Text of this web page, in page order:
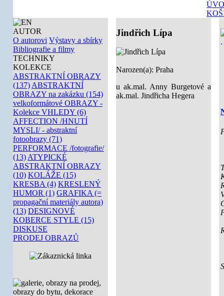
AUTOR
O autorovi Výstavy a sbírky
Bibliografie a filmy
TECHNIKY
KOLEKCE
ABSTRAKTNÍ OBRAZY
(137) ABSTRAKTNÍ
OBRAZY na zakázku (154)
velkoformátové OBRAZY -
Kolekce VHLEDY (6)
AFFECTION /HNUTÍ
MYSLI/ - abstraktní
fotoobrazy (71)
PERFORMACE /fotografie/
(13) ATYPICKÉ
ABSTRAKTNÍ OBRAZY
(10) KOLÁŽE (15)
KRESBA (4) KRESLENÝ
HUMOR (1) GRAFIKA (=
propagační materiály autora)
(13) DESIGNOVÉ
KOBERCE STYLE (15)
DISKUSE
PRODEJ OBRAZŮ
Jindřich Lípa
Narozen(a): Praha
u ak.mal. Anny Burgetové a
ak.mal. Jindřicha Hegera